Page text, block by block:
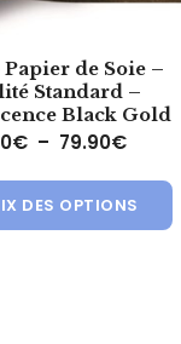
choisies sur la
à 47.90€
variations. Les
de Soie –
Standard –
Black Gold
€ – 79.90€
DES OPTIONS